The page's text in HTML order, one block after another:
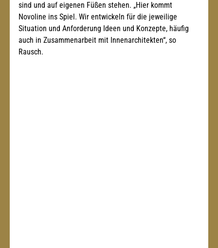
sind und auf eigenen Füßen stehen. „Hier kommt
Novoline ins Spiel. Wir entwickeln für die jeweilige
Situation und Anforderung Ideen und Konzepte, häufig
auch in Zusammenarbeit mit Innenarchitekten“, so
Rausch.